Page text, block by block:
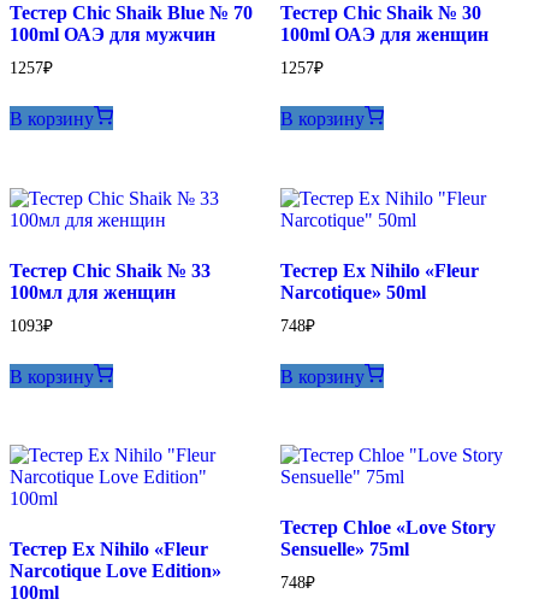
Тестер Chic Shaik Blue № 70
100ml ОАЭ для мужчин
1257₽
В корзину
Тестер Chic Shaik № 30
100ml ОАЭ для женщин
1257₽
В корзину
Тестер Chic Shaik № 33
100мл для женщин
1093₽
В корзину
Тестер Ex Nihilo «Fleur
Narcotique» 50ml
748₽
В корзину
Тестер Ex Nihilo «Fleur
Narcotique Love Edition»
100ml
Тестер Chloe «Love Story
Sensuelle» 75ml
748₽